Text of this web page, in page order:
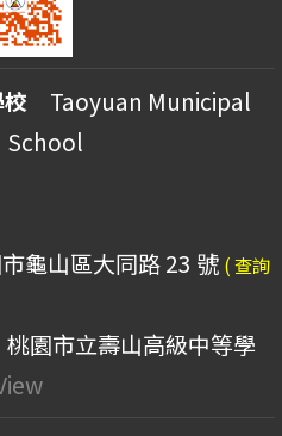
Taoyuan Municipal
School
龜山區大同路 23 號 ( 查詢
桃園市立壽山高級中等學